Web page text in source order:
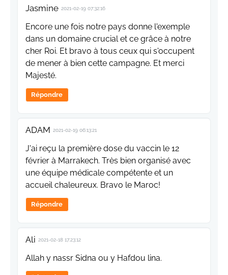
Jasmine 2021-02-19 07:32:16
Encore une fois notre pays donne l'exemple
dans un domaine crucial et ce grâce à notre
cher Roi. Et bravo à tous ceux qui s'occupent
de mener à bien cette campagne. Et merci
Majesté.
Répondre
ADAM 2021-02-19 06:13:21
J'ai reçu la première dose du vaccin le 12
février à Marrakech. Très bien organisé avec
une équipe médicale compétente et un
accueil chaleureux. Bravo le Maroc!
Répondre
Ali 2021-02-18 17:23:12
Allah y nassr Sidna ou y Hafdou lina.